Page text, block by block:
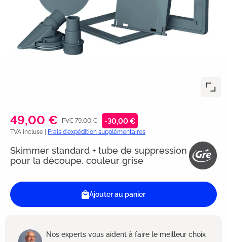
49,00 € PVC 79,00 € -30,00 €
TVA incluse | Frais d'expédition supplémentaires
Skimmer standard + tube de suppression
pour la découpe. couleur grise
Ajouter au panier
Nos experts vous aident à faire le meilleur choix